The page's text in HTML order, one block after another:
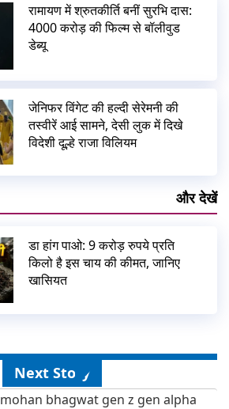
रामायण में श्रुतकीर्ति बनीं सुरभि दास:
4000 करोड़ की फिल्म से बॉलीवुड
डेब्यू
जेनिफर विंगेट की हल्दी सेरेमनी की
तस्वीरें आई सामने, देसी लुक में दिखे
विदेशी दूल्हे राजा विलियम
और देखें
डा हांग पाओ: 9 करोड़ रुपये प्रति
किलो है इस चाय की कीमत, जानिए
खासियत
Next Story
mohan bhagwat gen z gen alpha